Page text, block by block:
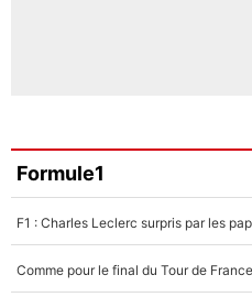
Formule1